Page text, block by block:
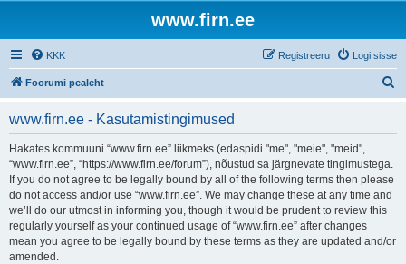
www.firn.ee
KKK Logi sisse
Registreeru
Foorumi pealeht
www.firn.ee - Kasutamistingimused
Hakates kommuuni “www.firn.ee” liikmeks (edaspidi "me", "meie", "meid",
“www.firn.ee”, “https://www.firn.ee/forum”), nõustud sa järgnevate tingimustega.
If you do not agree to be legally bound by all of the following terms then please
do not access and/or use “www.firn.ee”. We may change these at any time and
we’ll do our utmost in informing you, though it would be prudent to review this
regularly yourself as your continued usage of “www.firn.ee” after changes
mean you agree to be legally bound by these terms as they are updated and/or
amended.